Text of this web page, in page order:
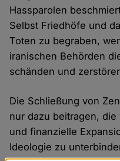
Hassparolen
Selbst Friedhöfe und
Toten zu begraben,
iranischen Behörden
schänden und
Die Schließung von
nur dazu beitragen,
und finanzielle
Ideologie zu